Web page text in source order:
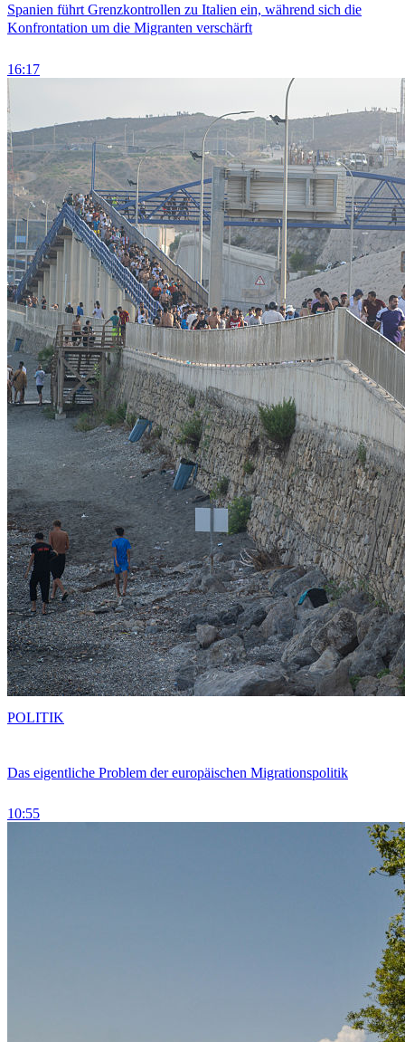
Spanien führt Grenzkontrollen zu Italien ein, während sich die
Konfrontation um die Migranten verschärft
16:17
Das eigentliche Problem der europäischen Migrationspolitik
10:55
POLITIK